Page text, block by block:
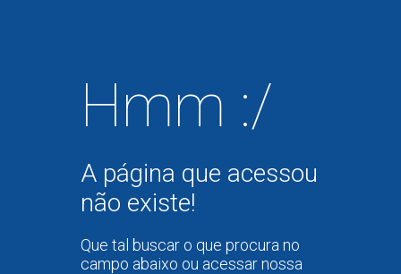
Hmm :/
A página que acessou
não existe!
Que tal buscar o que procura no
campo abaixo ou acessar nossa